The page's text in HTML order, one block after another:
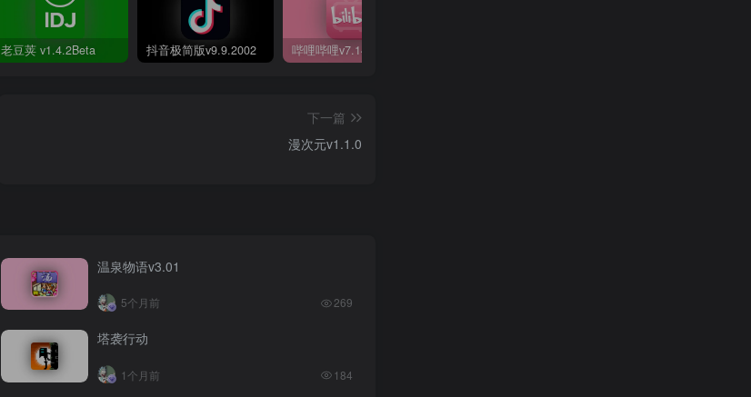
老豆荚 v1.4.2Beta 抖音极简版v9.9.2002
下一篇
漫次元​v1.1.0
温泉物语v3.01
5个月前 269
塔袭行动
1个月前 184